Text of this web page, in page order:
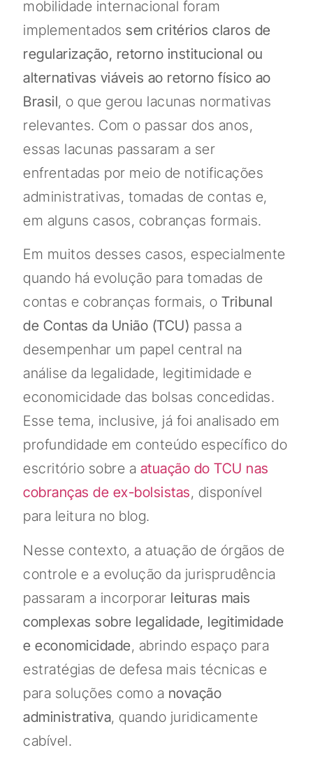
mobilidade internacional foram
implementados sem critérios claros de
regularização, retorno institucional ou
alternativas viáveis ao retorno físico ao
Brasil, o que gerou lacunas normativas
relevantes. Com o passar dos anos,
essas lacunas passaram a ser
enfrentadas por meio de notificações
administrativas, tomadas de contas e,
em alguns casos, cobranças formais.
Em muitos desses casos, especialmente
quando há evolução para tomadas de
contas e cobranças formais, o Tribunal
de Contas da União (TCU) passa a
desempenhar um papel central na
análise da legalidade, legitimidade e
economicidade das bolsas concedidas.
Esse tema, inclusive, já foi analisado em
profundidade em conteúdo específico do
escritório sobre a atuação do TCU nas
cobranças de ex-bolsistas, disponível
para leitura no blog.
Nesse contexto, a atuação de órgãos de
controle e a evolução da jurisprudência
passaram a incorporar leituras mais
complexas sobre legalidade, legitimidade
e economicidade, abrindo espaço para
estratégias de defesa mais técnicas e
para soluções como a novação
administrativa, quando juridicamente
cabível.